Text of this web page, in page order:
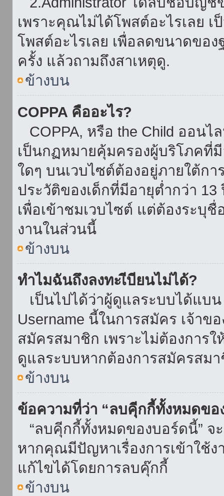
เพราะคุณไม่ได้โพสต์อะไรเลย
โพสต์อะไรเลย เพื่อลดขนาดขอ
ครั้ง แล้วถามถึงสาเหตุดู.
ข้างบน
COPPA คืออะไร?
COPPA, หรือ the Child ออนไ
เป็นกฏหมายคุ้มครองผู้บริโภคที่
ใดๆ บนเวบไซต์ต้องอยู่ภายใต้ก
ประวัติของเด็กที่มีอายุต่ำกว่า
เพื่อเข้าชมเวบไซต์ แต่ต้องระบุ
งานในส่วนนี้
ข้างบน
ทำไมฉันถึงลงทะเีบียนไม่ได้?
เป็นไปได้ว่าผู้ดูแลระบบได้แบ
Username นี้ในการสมัคร เจ้าข
สมัครสมาชิก เพราะไม่ต้องการ
ดูแลระบบหากต้องการสมัครสม
ข้างบน
ข้อความที่ว่า “ลบคุีกกี้ทั้งหมดขอ
“ลบคุีกกี้ทั้งหมดของบอร์ดนี้” จ
หากคุณมีปัญหาเรื่องการเข้าใช้
แก้ไขได้โดยการลบคุ๊กกี้
ข้างบน